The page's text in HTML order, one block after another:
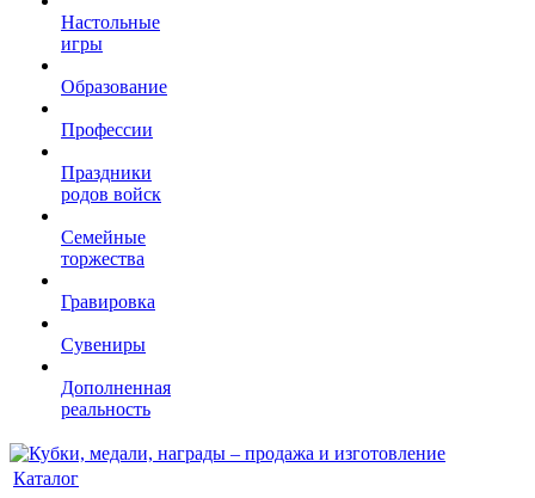
Настольные
игры
Образование
Профессии
Праздники
родов войск
Семейные
торжества
Гравировка
Сувениры
Дополненная
реальность
Каталог